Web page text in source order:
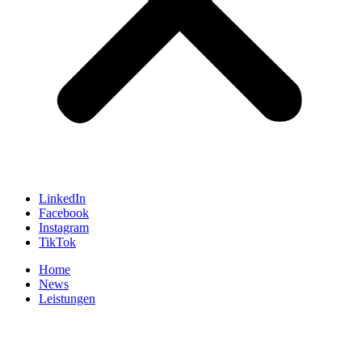
LinkedIn
Facebook
Instagram
TikTok
Home
News
Leistungen